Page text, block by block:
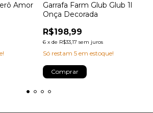
Amor
Garrafa Farm Glub Glub 1l
Onça Decorada
R$198,99
6 x de R$33,17 sem juros
Só restam 5 em estoque!